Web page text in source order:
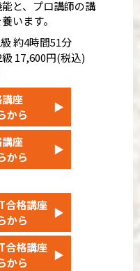
ュスクール福井
センター
トセンター
ンター
ター
と、プロ講師の講
います。
約4時間51分
17,600円(税込)
座
から
▶
座
から
▶
合格講座
から
▶
合格講座
から
▶